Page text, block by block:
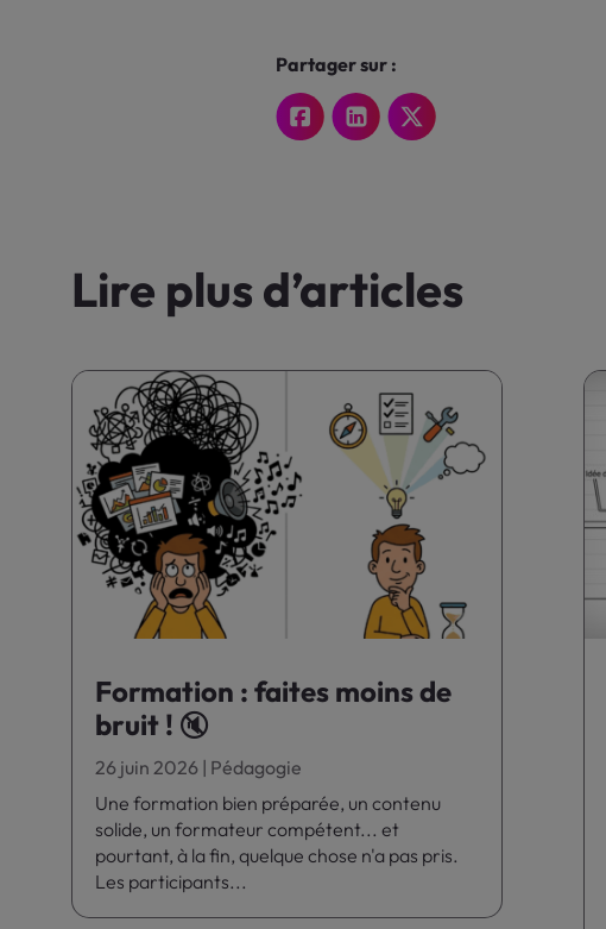
Partager sur :
Lire plus d’articles
Formation : faites moins de
bruit ! 🔇
26 juin 2026 | Pédagogie
Une formation bien préparée, un contenu
solide, un formateur compétent... et
pourtant, à la fin, quelque chose n'a pas pris.
Les participants...